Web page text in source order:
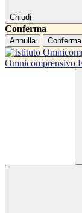
Chiudi
Conferma
Annulla Conferma
Omnicomprensivo